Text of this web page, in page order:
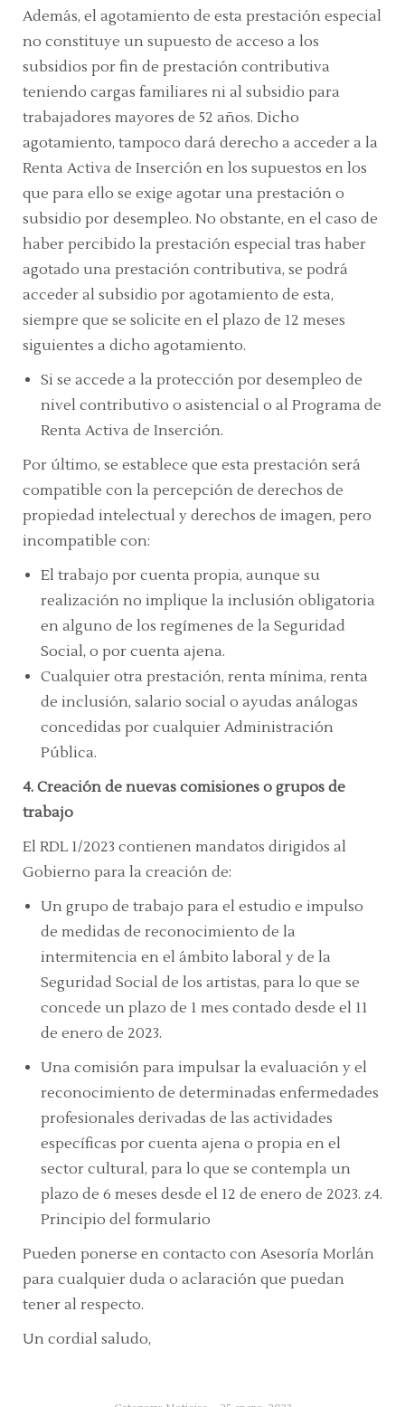
Además, el agotamiento de esta prestación especial
no constituye un supuesto de acceso a los
subsidios por fin de prestación contributiva
teniendo cargas familiares ni al subsidio para
trabajadores mayores de 52 años. Dicho
agotamiento, tampoco dará derecho a acceder a la
Renta Activa de Inserción en los supuestos en los
que para ello se exige agotar una prestación o
subsidio por desempleo. No obstante, en el caso de
haber percibido la prestación especial tras haber
agotado una prestación contributiva, se podrá
acceder al subsidio por agotamiento de esta,
siempre que se solicite en el plazo de 12 meses
siguientes a dicho agotamiento.
Si se accede a la protección por desempleo de
nivel contributivo o asistencial o al Programa de
Renta Activa de Inserción.
Por último, se establece que esta prestación será
compatible con la percepción de derechos de
propiedad intelectual y derechos de imagen, pero
incompatible con:
El trabajo por cuenta propia, aunque su
realización no implique la inclusión obligatoria
en alguno de los regímenes de la Seguridad
Social, o por cuenta ajena.
Cualquier otra prestación, renta mínima, renta
de inclusión, salario social o ayudas análogas
concedidas por cualquier Administración
Pública.
4. Creación de nuevas comisiones o grupos de
trabajo
El RDL 1/2023 contienen mandatos dirigidos al
Gobierno para la creación de:
Un grupo de trabajo para el estudio e impulso
de medidas de reconocimiento de la
intermitencia en el ámbito laboral y de la
Seguridad Social de los artistas, para lo que se
concede un plazo de 1 mes contado desde el 11
de enero de 2023.
Una comisión para impulsar la evaluación y el
reconocimiento de determinadas enfermedades
profesionales derivadas de las actividades
específicas por cuenta ajena o propia en el
sector cultural, para lo que se contempla un
plazo de 6 meses desde el 12 de enero de 2023. z4.
Principio del formulario
Pueden ponerse en contacto con Asesoría Morlán
para cualquier duda o aclaración que puedan
tener al respecto.
Un cordial saludo,